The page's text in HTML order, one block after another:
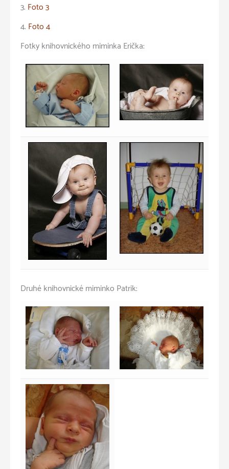
3. Foto 3
4. Foto 4
Fotky knihovnického miminka Erička:
Druhé knihovnické miminko Patrik: